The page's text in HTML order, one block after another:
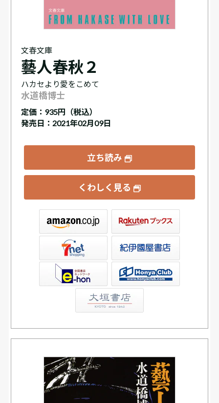
文春文庫
藝人春秋２
ハカセより愛をこめて
水道橋博士
定価： 935円（税込）
発売日：2021年02月09日
立ち読み
くわしく見る
書店ウェブストア